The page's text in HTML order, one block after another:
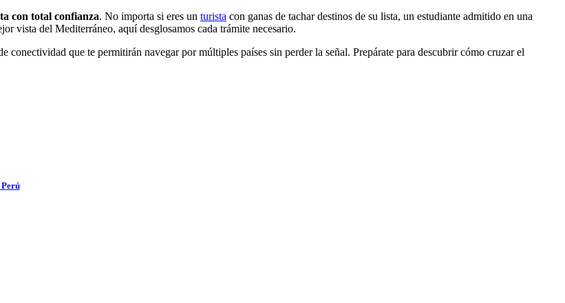
con total confianza. No importa si eres un turista con ganas de tachar destinos de su lista, un estudiante admitido en una
vista del Mediterráneo, aquí desglosamos cada trámite necesario.
que te permitirán navegar por múltiples países sin perder la señal. Prepárate para descubrir cómo cruzar el